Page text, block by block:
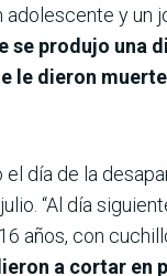
adolescente y un
se produjo una
le dieron
día de la
“Al día
años, con
a cortar en